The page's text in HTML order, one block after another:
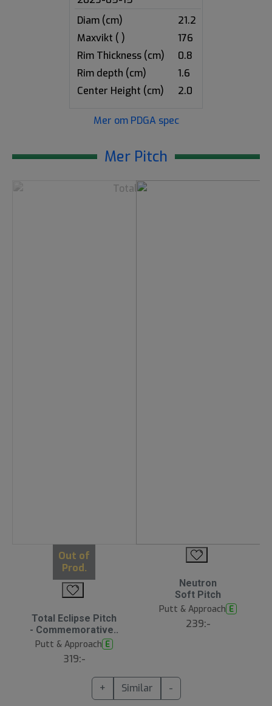
Diam (cm)
21.2
Maxvikt ( )
176
Rim Thickness (cm)
0.8
Rim depth (cm)
1.6
Center Height (cm)
2.0
Mer om PDGA spec
Mer Pitch
Out of
Prod.
Total Eclipse Pitch
- Commemorative..
Putt & Approach E
319:-
Neutron
Soft Pitch
Putt & Approach E
239:-
+ Similar -